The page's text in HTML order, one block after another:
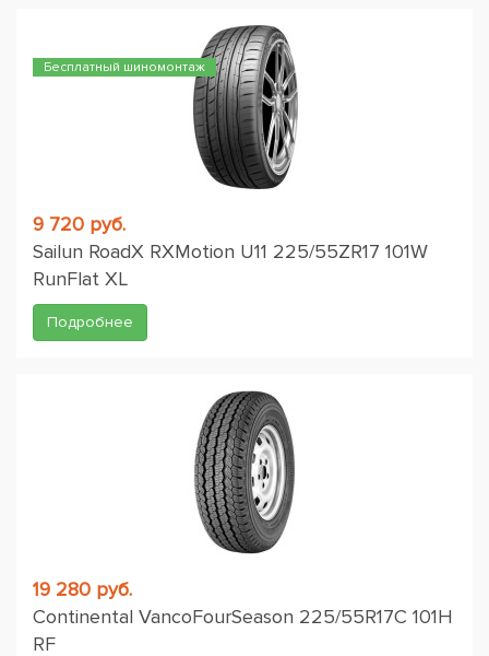
Бесплатный шиномонтаж
9 720 руб.
Sailun RoadX RXMotion U11 225/55ZR17 101W
RunFlat XL
Подробнее
19 280 руб.
Continental VancoFourSeason 225/55R17C 101H
RF